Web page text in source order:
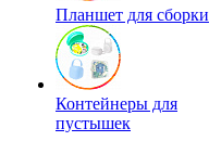
Планшет для сборки
Контейнеры для
пустышек